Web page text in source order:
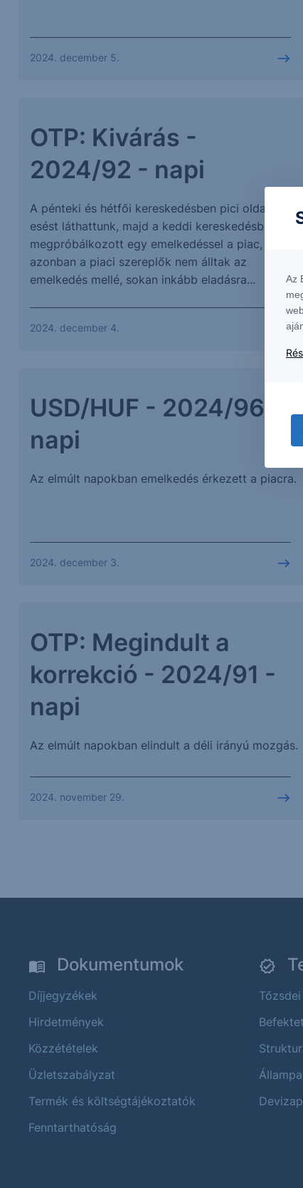
2024. december 5.
OTP: Kivárás -
2024/92 - napi
A pénteki és hétfői kereskedésben pici oldalazást,
esést láthattunk, majd a keddi kereskedésben
megpróbálkozott egy emelkedéssel a piac,
azonban a piaci szereplők nem álltak az
emelkedés mellé, sokan inkább eladásra...
2024. december 4.
USD/HUF - 2024/96 -
napi
Az elmúlt napokban emelkedés érkezett a piacra.
2024. december 3.
OTP: Megindult a
korrekció - 2024/91 -
napi
Az elmúlt napokban elindult a déli irányú mozgás.
2024. november 29.
Dokumentumok
Díjjegyzékek
Hirdetmények
Közzétételek
Üzletszabályzat
Termék és költségtájékoztatók
Fenntarthatóság
Az